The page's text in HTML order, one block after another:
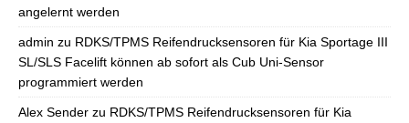
angelernt werden
admin zu RDKS/TPMS Reifendrucksensoren für Kia Sportage III
SL/SLS Facelift können ab sofort als Cub Uni-Sensor
programmiert werden
Alex Sender zu RDKS/TPMS Reifendrucksensoren für Kia